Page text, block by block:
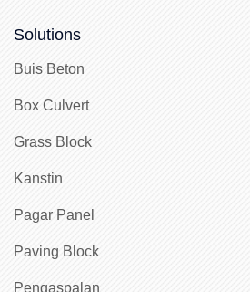
Solutions
Buis Beton
Box Culvert
Grass Block
Kanstin
Pagar Panel
Paving Block
Pengaspalan